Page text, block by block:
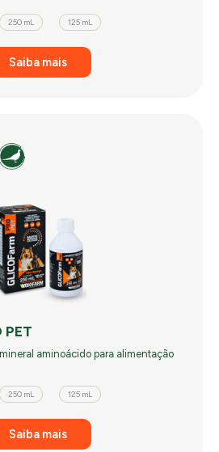
250 mL 125 mL
Saiba mais
PET
aminoácido para alimentação
250 mL 125 mL
Saiba mais